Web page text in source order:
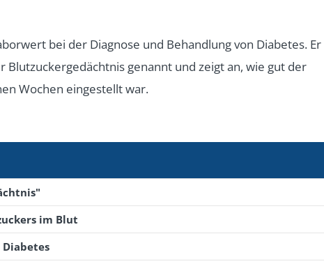
bei der Diagnose und Behandlung von Diabetes. Er
genannt und zeigt an, wie gut der
Wochen eingestellt war.
im Blut